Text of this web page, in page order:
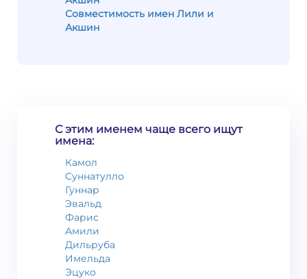
Совместимость имен Лили и
Акшин
С этим именем чаще всего ищут
имена:
Камол
Суннатулло
Гуннар
Эвальд
Фарис
Амили
Дильруба
Имельда
Эцуко